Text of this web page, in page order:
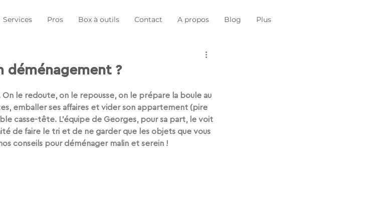
Services Pros Box à outils Contact A propos Blog Plus
déménagement ?
On le redoute, on le repousse, on le prépare la boule au
emballer ses affaires et vider son appartement (pire
casse-tête. L’équipe de Georges, pour sa part, le voit
de faire le tri et de ne garder que les objets que vous
conseils pour déménager malin et serein !